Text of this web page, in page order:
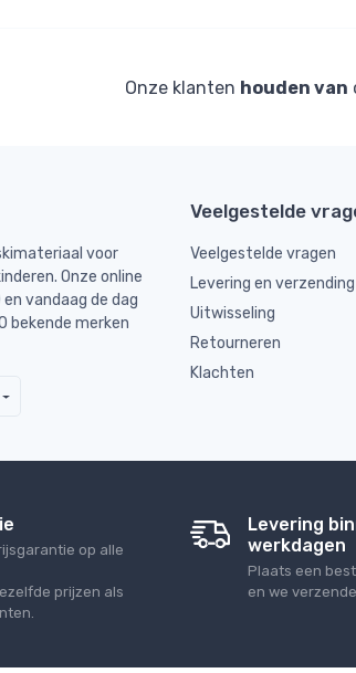
Onze klanten houden van
voor
Onze online
vandaag de dag
bekende merken
Veelgestelde
Veelgestelde vragen
Levering en verzending
Uitwisseling
Retourneren
Klachten
op alle
prijzen als
Levering
werkdagen
Plaats een
en we